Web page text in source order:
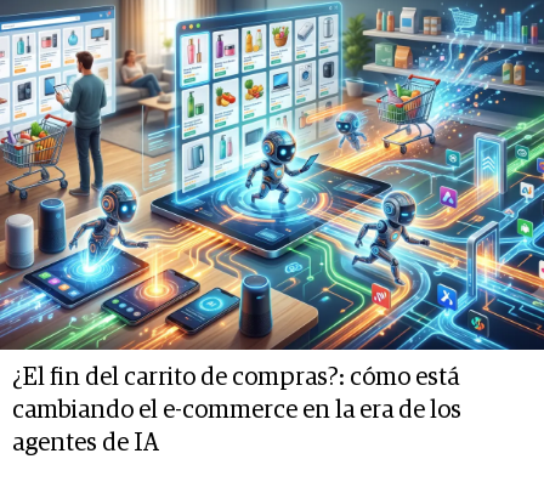
¿El fin del carrito de compras?: cómo está
cambiando el e-commerce en la era de los
agentes de IA